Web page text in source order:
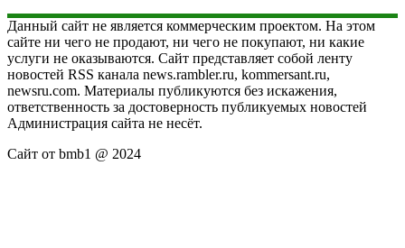
Данный сайт не является коммерческим проектом. На этом
сайте ни чего не продают, ни чего не покупают, ни какие
услуги не оказываются. Сайт представляет собой ленту
новостей RSS канала news.rambler.ru, kommersant.ru,
newsru.com. Материалы публикуются без искажения,
ответственность за достоверность публикуемых новостей
Администрация сайта не несёт.
Сайт от bmb1 @ 2024